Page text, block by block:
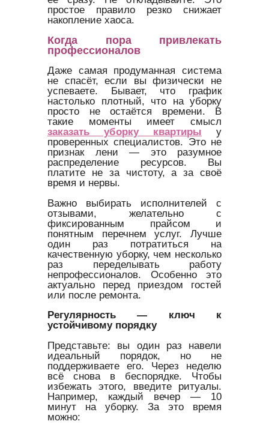
простое правило резко снижает
накопление хаоса.
Когда пора привлекать
профессионалов
Даже самая продуманная система
не спасёт, если вы физически не
успеваете. Бывает, что график
настолько плотный, что на уборку
просто не остаётся времени. В
такие моменты имеет смысл
заказать уборку квартиры у
проверенных специалистов. Это не
признак лени — это разумное
распределение ресурсов. Вы
платите не за чистоту, а за своё
время и нервы.
Важно выбирать исполнителей с
отзывами, желательно с
фиксированным прайсом и
понятным перечнем услуг. Лучше
один раз потратиться на
качественную уборку, чем несколько
раз переделывать работу
непрофессионалов. Особенно это
актуально перед приездом гостей
или после ремонта.
Регулярность — ключ к
устойчивому порядку
Представьте: вы один раз навели
идеальный порядок, но не
поддерживаете его. Через неделю
всё снова в беспорядке. Чтобы
избежать этого, введите ритуалы.
Например, каждый вечер — 10
минут на уборку. За это время
можно: